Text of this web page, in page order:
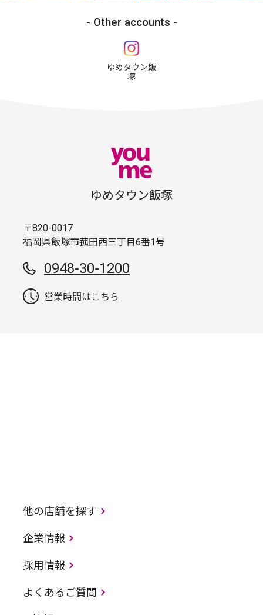
Other accounts
ゆめタウン飯
塚
ゆめタウン飯塚
〒820-0017
福岡県飯塚市菰田西三丁目6番1号
0948-30-1200
営業時間はこちら
他の店舗を探す
企業情報
採用情報
よくあるご質問